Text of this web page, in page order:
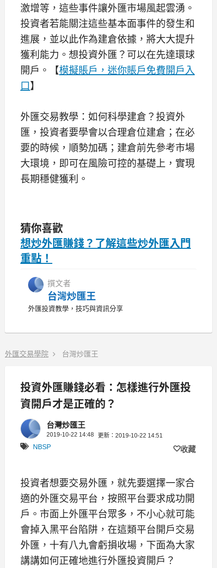
激增等，這些事件讓外匯市場風起雲湧。
投資者若能關注這些基本面事件的發生和
進展，並以此作為建倉依據，將大大提升
獲利能力。想投資外匯？可以在先達環球
開戶。【模擬賬戶，迷你賬戶免費開戶入
口】
外匯交易教學：如何科學建倉？投資外
匯，投資者要學會以合理倉位建倉；在必
要的時候，順勢加碼；建倉前先參考市場
大環境，即可在風險可控的基礎上，實現
長期穩健獲利。
猜你喜歡
想炒外匯賺錢？了解這些炒外匯入門
重點！
撰文者
台灣炒匯王
外匯投資教學，技巧與資訊分享
外匯交易學院 台灣炒匯王
投資外匯賺錢必看：怎樣進行外匯投
資開戶才是正確的？
台灣炒匯王
2019-10-22 14:48 更新：2019-10-22 14:51
NBSP 收藏
投資者想要交易外匯，就先要選擇一家合
適的外匯交易平台，按照平台要求成功開
戶。市面上外匯平台眾多，不小心就可能
會掉入黑平台陷阱，在這類平台開戶交易
外匯，十有八九會虧損收場，下面為大家
講講如何正確地進行外匯投資開戶？